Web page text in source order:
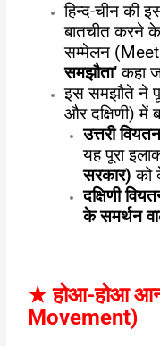
हिन्द-चीन की
बातचीत करने
सम्मेलन
समझौता’कहा
इस समझौते ने
और दक्षिणी) में
उत्तरी
यह पूरा
सरकार) को
दक्षिणी
के समर्थन
★होआ-होआ
Movement)